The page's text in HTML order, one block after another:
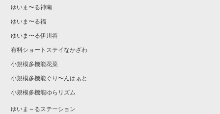
ゆいま〜る神南
ゆいま〜る福
ゆいま〜る伊川谷
有料ショートステイなかざわ
小規模多機能花菜
小規模多機能ぐり〜んはぁと
小規模多機能ゆらリズム
ゆいま～るステーション